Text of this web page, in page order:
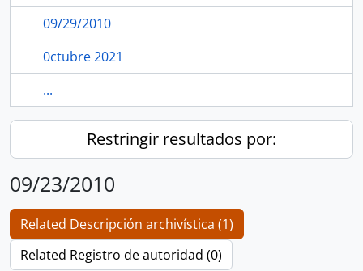
09/29/2010
0ctubre 2021
...
Restringir resultados por:
09/23/2010
Related Descripción archivística (1)
Related Registro de autoridad (0)